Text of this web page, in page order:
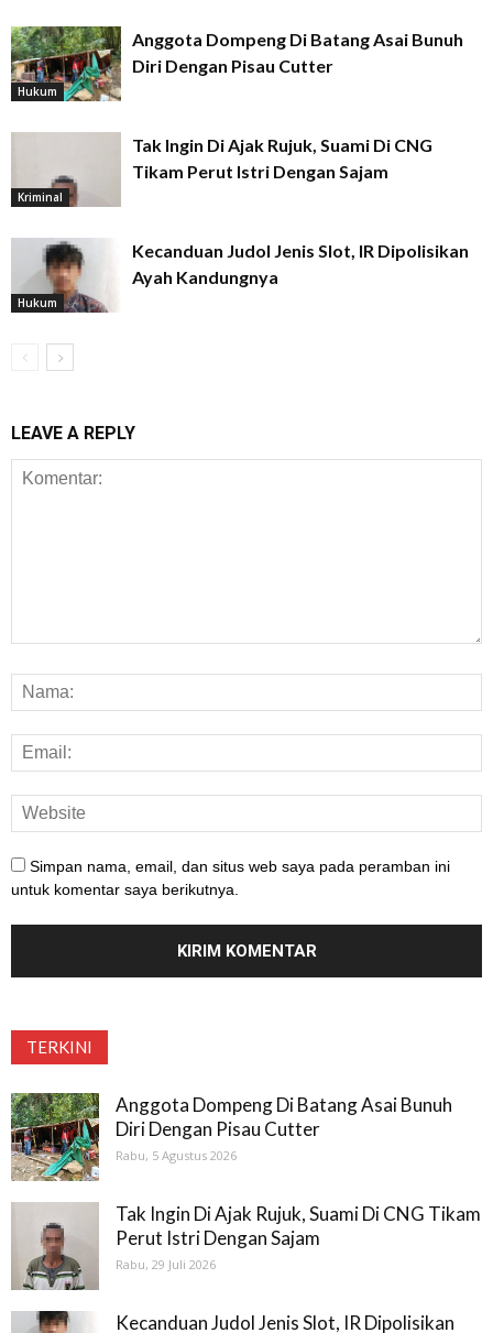
Hukum
Anggota Dompeng Di Batang Asai Bunuh
Diri Dengan Pisau Cutter
Kriminal
Tak Ingin Di Ajak Rujuk, Suami Di CNG
Tikam Perut Istri Dengan Sajam
Hukum
Kecanduan Judol Jenis Slot, IR Dipolisikan
Ayah Kandungnya
LEAVE A REPLY
Simpan nama, email, dan situs web saya pada peramban ini
untuk komentar saya berikutnya.
TERKINI
Anggota Dompeng Di Batang Asai Bunuh
Diri Dengan Pisau Cutter
Rabu, 5 Agustus 2026
Tak Ingin Di Ajak Rujuk, Suami Di CNG Tikam
Perut Istri Dengan Sajam
Rabu, 29 Juli 2026
Kecanduan Judol Jenis Slot, IR Dipolisikan